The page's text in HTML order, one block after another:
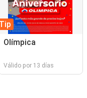
Tip
Olímpica
Válido por 13 días